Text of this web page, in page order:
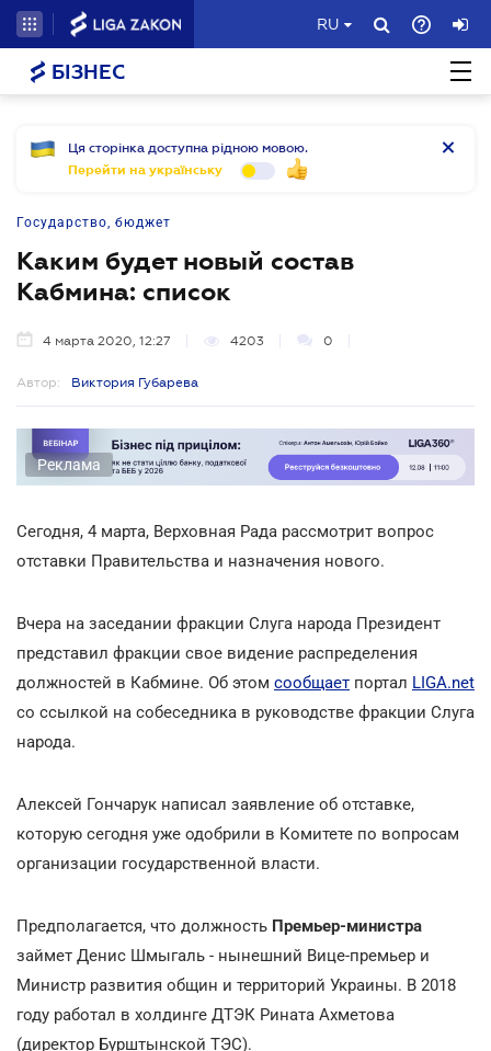
RU
БІЗНЕС
Ця сторінка доступна рідною мовою.
Перейти на українську
Государство, бюджет
Каким будет новый состав
Кабмина: список
4 марта 2020, 12:27 4203 0
Автор: Виктория Губарева
Реклама
Сегодня, 4 марта, Верховная Рада рассмотрит вопрос
отставки Правительства и назначения нового.
Вчера на заседании фракции Слуга народа Президент
представил фракции свое видение распределения
должностей в Кабмине. Об этом сообщает портал LIGA.net
со ссылкой на собеседника в руководстве фракции Слуга
народа.
Алексей Гончарук написал заявление об отставке,
которую сегодня уже одобрили в Комитете по вопросам
организации государственной власти.
Предполагается, что должность Премьер-министра
займет Денис Шмыгаль - нынешний Вице-премьер и
Министр развития общин и территорий Украины. В 2018
году работал в холдинге ДТЭК Рината Ахметова
(директор Бурштынской ТЭС).